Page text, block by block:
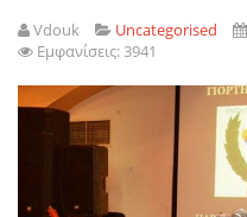
Vdouk Uncategorised
Εμφανίσεις: 3941